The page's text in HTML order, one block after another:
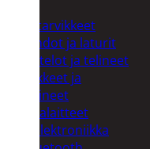
Puhelintarvikkeet
Johdot ja laturit
Kotelot ja telineet
Tv-tarvikkeet ja
seinätelineet
Varavirtalaitteet
Viihde-elektroniikka